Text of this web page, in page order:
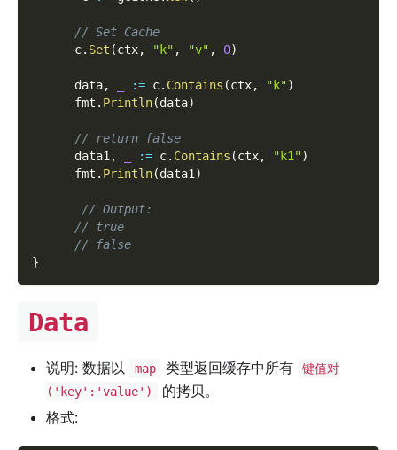
// Set Cache
      c
. Set (ctx, "k" , "v" , 0)
      data
, := c. Contains (ctx, "k")
      fmt
. Println(data)
// return false
      data1
, := c. Contains (ctx, "k1")
      fmt
. Println(data1 )
// Output:
// true
// false
}
Data
说明: 数据以 map 类型返回缓存中所有
键值对
('key':'value')
的拷贝。
格式: